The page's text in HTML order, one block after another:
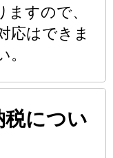
すので、
応はできま
につい